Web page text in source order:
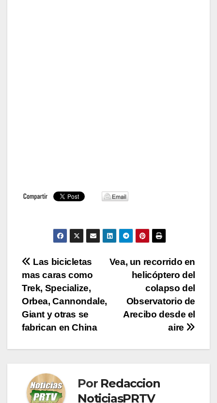
Navegación
de
entradas
Vea, un recorrido en
helicóptero del
colapso del
Observatorio de
Arecibo desde el
aire
Las bicicletas
mas caras como
Trek, Specialize,
Orbea, Cannondale,
Giant y otras se
fabrican en China
Por Redaccion
NoticiasPRTV